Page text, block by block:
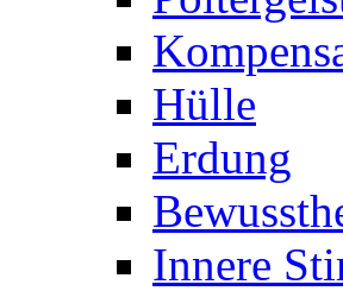
Hülle
Erdung
Innere